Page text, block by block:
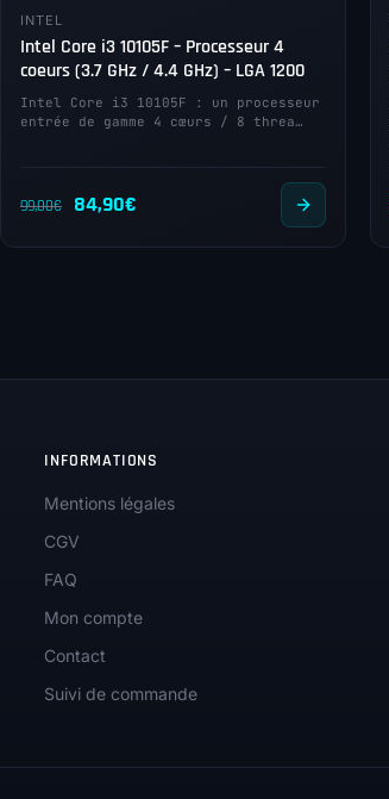
INTEL
Intel Core i3 10105F – Processeur 4
coeurs (3.7 GHz / 4.4 GHz) – LGA 1200
Intel Core i3 10105F : un processeur
entrée de gamme 4 cœurs / 8 threa…
99,00€
Le
84,90€
INFORMATIONS
Mentions légales
CGV
FAQ
Mon compte
Contact
Suivi de commande